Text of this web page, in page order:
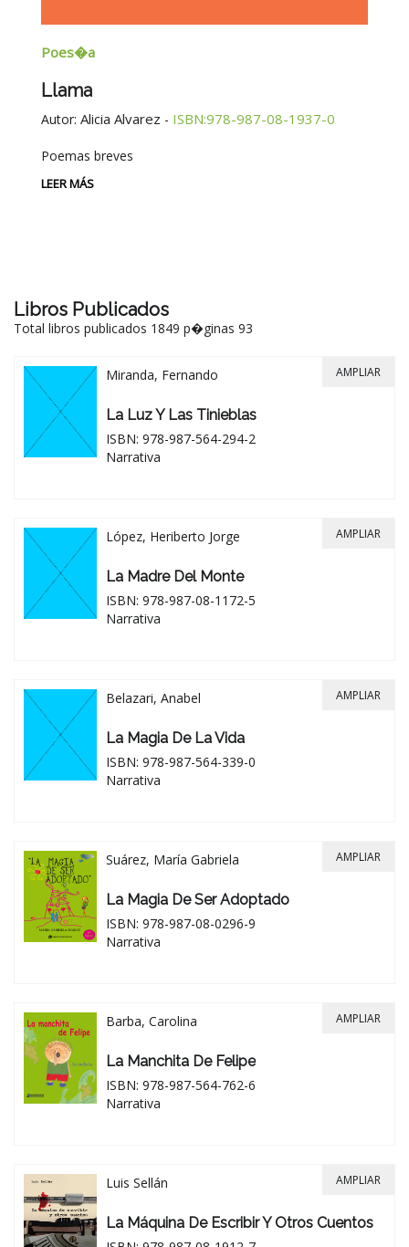
Poes�a
Llama
Autor: Alicia Alvarez - ISBN:978-987-08-1937-0
Poemas breves
LEER MÁS
Libros Publicados
Total libros publicados 1849 p�ginas 93
Miranda, Fernando
La Luz Y Las Tinieblas
ISBN: 978-987-564-294-2
Narrativa
AMPLIAR
López, Heriberto Jorge
La Madre Del Monte
ISBN: 978-987-08-1172-5
Narrativa
AMPLIAR
Belazari, Anabel
La Magia De La Vida
ISBN: 978-987-564-339-0
Narrativa
AMPLIAR
Suárez, María Gabriela
La Magia De Ser Adoptado
ISBN: 978-987-08-0296-9
Narrativa
AMPLIAR
Barba, Carolina
La Manchita De Felipe
ISBN: 978-987-564-762-6
Narrativa
AMPLIAR
Luis Sellán
La Máquina De Escribir Y Otros Cuentos
AMPLIAR